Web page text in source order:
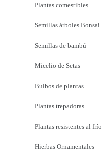
Plantas comestibles
Semillas árboles Bonsai
Semillas de bambú
Micelio de Setas
Bulbos de plantas
Plantas trepadoras
Plantas resistentes al frío
Hierbas Ornamentales